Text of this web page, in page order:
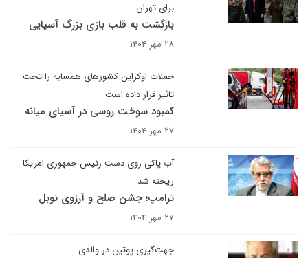
برای تهران
بازگشت به قلب بازی بزرگ آسیایی
۲۸ مهر ۱۴۰۴
حملات اوکراین کشورهای همسایه را تحت
تاثیر قرار داده است
کمبود سوخت روسی در آسیای میانه
۲۷ مهر ۱۴۰۴
آب پاکی روی دست رئیس جمهوری امریکا
ریخته شد
ترامپ؛ جشن صلح و آرزوی نوبل
۲۷ مهر ۱۴۰۴
جهت‌گیری پوتین در والدی